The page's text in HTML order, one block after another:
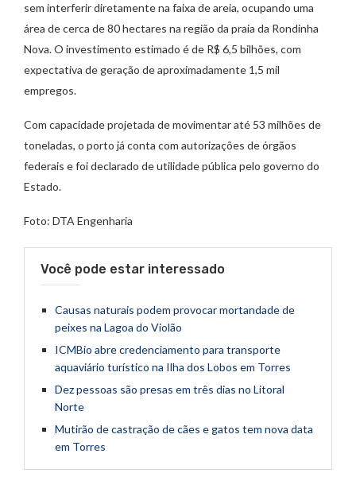
sem interferir diretamente na faixa de areia, ocupando uma
área de cerca de 80 hectares na região da praia da Rondinha
Nova. O investimento estimado é de R$ 6,5 bilhões, com
expectativa de geração de aproximadamente 1,5 mil
empregos.
Com capacidade projetada de movimentar até 53 milhões de
toneladas, o porto já conta com autorizações de órgãos
federais e foi declarado de utilidade pública pelo governo do
Estado.
Foto: DTA Engenharia
Você pode estar interessado
Causas naturais podem provocar mortandade de
peixes na Lagoa do Violão
ICMBio abre credenciamento para transporte
aquaviário turístico na Ilha dos Lobos em Torres
Dez pessoas são presas em três dias no Litoral
Norte
Mutirão de castração de cães e gatos tem nova data
em Torres